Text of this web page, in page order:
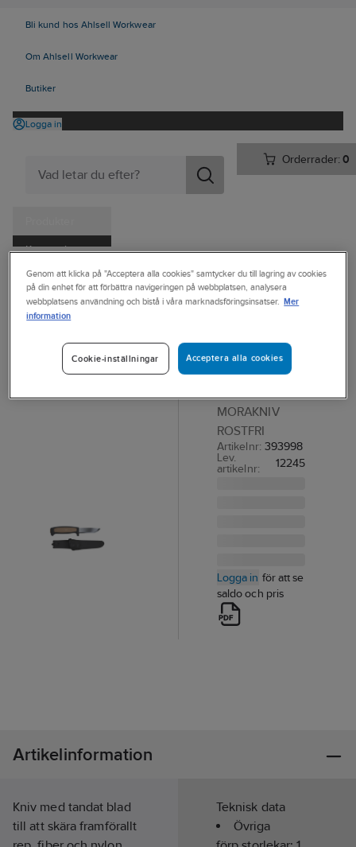
Bli kund hos Ahlsell Workwear
Om Ahlsell Workwear
Butiker
Logga in
Orderrader:0
Kampanjer
Tjänster
Kataloger
Ahlsell Produkter Verktyg & Maskiner Handverktyg
Knivar
Knivar övriga
Repkniv
Morakniv
MORAKNIV
ROSTFRI
Artikelnr: 393998
Lev.
artikelnr:
12245
Logga in för att se
saldo och pris
Artikelinformation
Kniv med tandat blad
till att skära framförallt
Teknisk data
Övriga
Genom att klicka på "Acceptera alla cookies" samtycker du till lagring av cookies
på din enhet för att förbättra navigeringen på webbplatsen, analysera
webbplatsens användning och bistå i våra marknadsföringsinsatser. Mer
information
Acceptera alla cookies
Cookie-inställningar